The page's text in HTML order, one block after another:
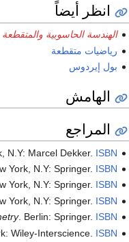
انظر أيضاً
الهندسة الحاسوبية والمتقطعة
رياضيات متقطعة
بول إيردوس
الهامش
المراجع
N.Y: Marcel Dekker. ISBN
York, N.Y: Springer. ISBN
York, N.Y: Springer. ISBN
York, N.Y: Springer. ISBN
. Berlin: Springer. ISBN
Wiley-Interscience. ISBN